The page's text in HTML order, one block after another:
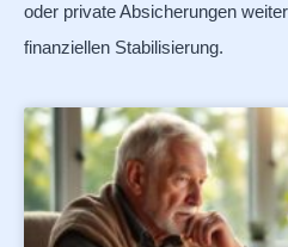
oder private Absicherungen
finanziellen Stabilisierung.